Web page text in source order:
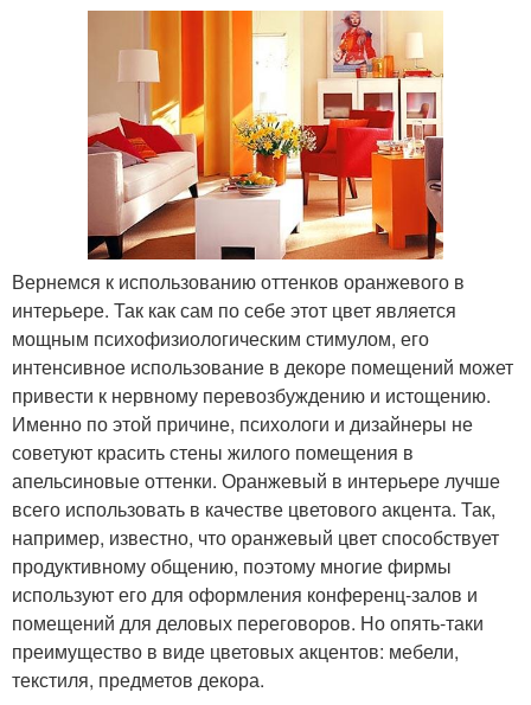
Вернемся к использованию оттенков оранжевого в
интерьере. Так как сам по себе этот цвет является
мощным психофизиологическим стимулом, его
интенсивное использование в декоре помещений может
привести к нервному перевозбуждению и истощению.
Именно по этой причине, психологи и дизайнеры не
советуют красить стены жилого помещения в
апельсиновые оттенки. Оранжевый в интерьере лучше
всего использовать в качестве цветового акцента. Так,
например, известно, что оранжевый цвет способствует
продуктивному общению, поэтому многие фирмы
используют его для оформления конференц-залов и
помещений для деловых переговоров. Но опять-таки
преимущество в виде цветовых акцентов: мебели,
текстиля, предметов декора.